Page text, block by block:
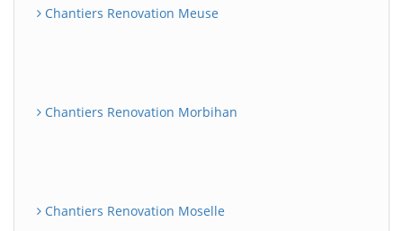
Chantiers Renovation Meuse
Chantiers Renovation Morbihan
Chantiers Renovation Moselle